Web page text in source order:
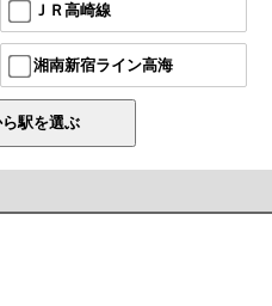
ＪＲ高崎線
湘南新宿ライン高海